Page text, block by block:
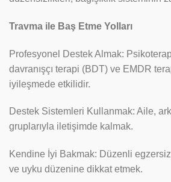
Travma ile Baş Etme Yolları
Profesyonel Destek Almak:
davranışçı terapi (BDT) ve EMDR
iyileşmede etkilidir.
Destek Sistemleri Kullanmak: Aile,
gruplarıyla iletişimde kalmak.
Kendine İyi Bakmak: Düzenli
ve uyku düzenine dikkat etmek.